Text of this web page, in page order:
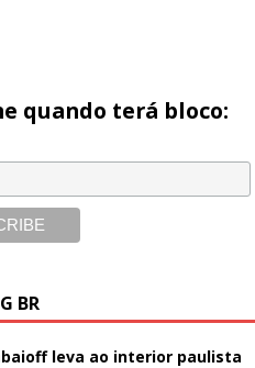
quando terá bloco:
BR
leva ao interior paulista